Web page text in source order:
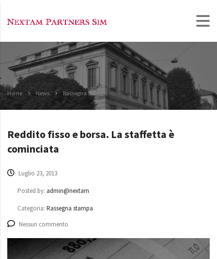
Home News Rassegna stampa
Reddito fisso e borsa. La staffetta è
cominciata
Luglio 23, 2013
Posted by: admin@nextam
Categoria: Rassegna stampa
Nessun commento